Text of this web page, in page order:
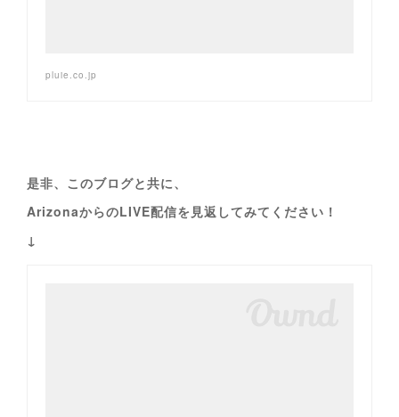
pluie.co.jp
是非、このブログと共に、
ArizonaからのLIVE配信を見返してみてください！
↓